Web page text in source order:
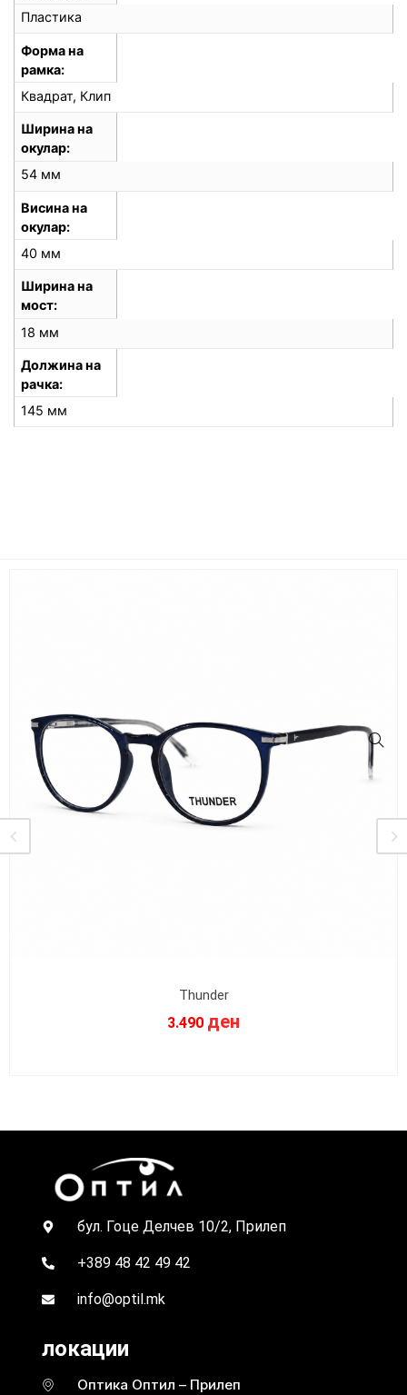
Пластика
Форма на
рамка
Квадрат, Клип
Ширина на
окулар
54 мм
Висина на
окулар
40 мм
Ширина на
мост
18 мм
Должина на
рачка
145 мм
Thunder
3.490 ден
бул. Гоце Делчев 10/2, Прилеп
+389 48 42 49 42
info@optil.mk
локации
Оптика Оптил – Прилеп